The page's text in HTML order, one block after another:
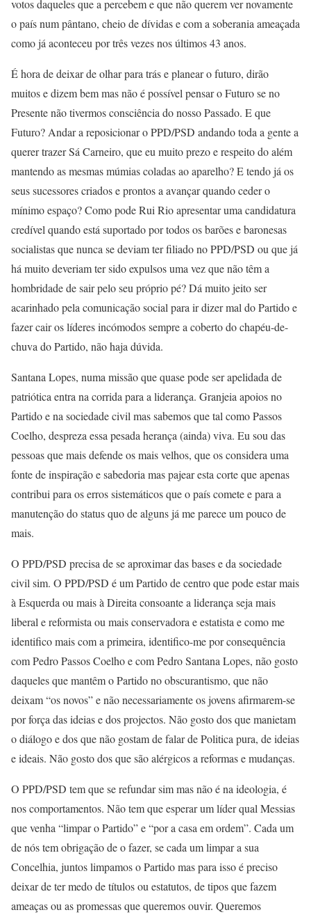
votos daqueles que a percebem e que não querem ver novamente
o país num pântano, cheio de dívidas e com a soberania ameaçada
como já aconteceu por três vezes nos últimos 43 anos.
É hora de deixar de olhar para trás e planear o futuro, dirão
muitos e dizem bem mas não é possível pensar o Futuro se no
Presente não tivermos consciência do nosso Passado. E que
Futuro? Andar a reposicionar o PPD/PSD andando toda a gente a
querer trazer Sá Carneiro, que eu muito prezo e respeito do além
mantendo as mesmas múmias coladas ao aparelho? E tendo já os
seus sucessores criados e prontos a avançar quando ceder o
mínimo espaço? Como pode Rui Rio apresentar uma candidatura
credível quando está suportado por todos os barões e baronesas
socialistas que nunca se deviam ter filiado no PPD/PSD ou que já
há muito deveriam ter sido expulsos uma vez que não têm a
hombridade de sair pelo seu próprio pé? Dá muito jeito ser
acarinhado pela comunicação social para ir dizer mal do Partido e
fazer cair os líderes incómodos sempre a coberto do chapéu-de-
chuva do Partido, não haja dúvida.
Santana Lopes, numa missão que quase pode ser apelidada de
patriótica entra na corrida para a liderança. Granjeia apoios no
Partido e na sociedade civil mas sabemos que tal como Passos
Coelho, despreza essa pesada herança (ainda) viva. Eu sou das
pessoas que mais defende os mais velhos, que os considera uma
fonte de inspiração e sabedoria mas pajear esta corte que apenas
contribui para os erros sistemáticos que o país comete e para a
manutenção do status quo de alguns já me parece um pouco de
mais.
O PPD/PSD precisa de se aproximar das bases e da sociedade
civil sim. O PPD/PSD é um Partido de centro que pode estar mais
à Esquerda ou mais à Direita consoante a liderança seja mais
liberal e reformista ou mais conservadora e estatista e como me
identifico mais com a primeira, identifico-me por consequência
com Pedro Passos Coelho e com Pedro Santana Lopes, não gosto
daqueles que mantêm o Partido no obscurantismo, que não
deixam “os novos” e não necessariamente os jovens afirmarem-se
por força das ideias e dos projectos. Não gosto dos que manietam
o diálogo e dos que não gostam de falar de Politica pura, de ideias
e ideais. Não gosto dos que são alérgicos a reformas e mudanças.
O PPD/PSD tem que se refundar sim mas não é na ideologia, é
nos comportamentos. Não tem que esperar um líder qual Messias
que venha “limpar o Partido” e “por a casa em ordem”. Cada um
de nós tem obrigação de o fazer, se cada um limpar a sua
Concelhia, juntos limpamos o Partido mas para isso é preciso
deixar de ter medo de títulos ou estatutos, de tipos que fazem
ameaças ou as promessas que queremos ouvir. Queremos